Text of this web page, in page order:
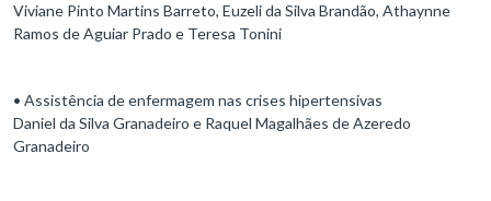
Viviane Pinto Martins Barreto, Euzeli da Silva Brandão, Athaynne
Ramos de Aguiar Prado e Teresa Tonini
• Assistência de enfermagem nas crises hipertensivas
Daniel da Silva Granadeiro e Raquel Magalhães de Azeredo
Granadeiro